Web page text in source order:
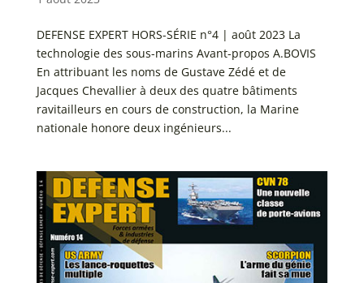
DEFENSE EXPERT HORS-SÉRIE n°4 | août 2023 La
technologie des sous-marins Avant-propos A.BOVIS
En attribuant les noms de Gustave Zédé et de
Jacques Chevallier à deux des quatre bâtiments
ravitailleurs en cours de construction, la Marine
nationale honore deux ingénieurs...